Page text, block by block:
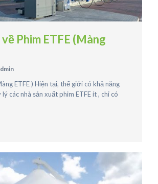
Phim ETFE (Màng
ETFE ) Hiện tại, thế giới có khả năng
các nhà sản xuất phim ETFE ít , chỉ có